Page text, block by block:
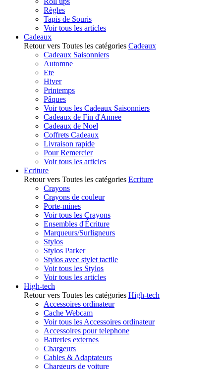
Règles
Tapis de Souris
Voir tous les articles
Cadeaux
Retour vers Toutes les catégories Cadeaux
Cadeaux Saisonniers
Automne
Ete
Hiver
Printemps
Pâques
Voir tous les Cadeaux Saisonniers
Cadeaux de Fin d'Annee
Cadeaux de Noel
Coffrets Cadeaux
Livraison rapide
Pour Remercier
Voir tous les articles
Ecriture
Retour vers Toutes les catégories Ecriture
Crayons
Crayons de couleur
Porte-mines
Voir tous les Crayons
Ensembles d'Écriture
Marqueurs/Surligneurs
Stylos
Stylos Parker
Stylos avec stylet tactile
Voir tous les Stylos
Voir tous les articles
High-tech
Retour vers Toutes les catégories High-tech
Accessoires ordinateur
Cache Webcam
Voir tous les Accessoires ordinateur
Accessoires pour telephone
Batteries externes
Chargeurs
Cables & Adaptateurs
Chargeurs de voiture